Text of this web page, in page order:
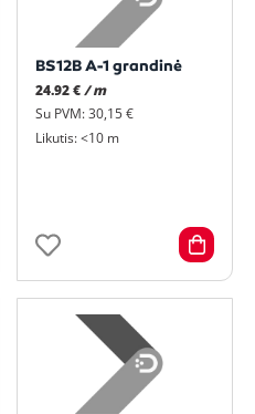
BS12B A-1 grandinė
24.92 € / m
Su PVM: 30,15 €
Likutis: <10 m